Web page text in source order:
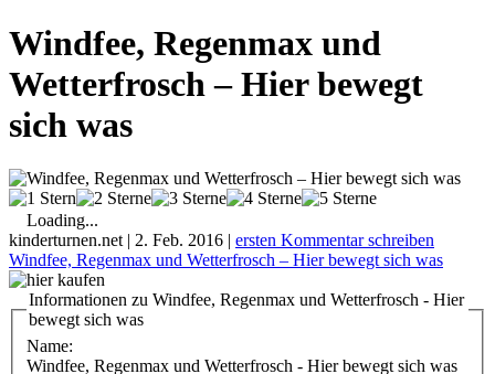
Windfee, Regenmax und
Wetterfrosch – Hier bewegt
sich was
Loading...
kinderturnen.net| 2. Feb. 2016 | ersten Kommentar schreiben
Windfee, Regenmax und Wetterfrosch – Hier bewegt sich was
Informationen zu Windfee, Regenmax und Wetterfrosch - Hier
bewegt sich was
Name:
Windfee, Regenmax und Wetterfrosch - Hier bewegt sich was